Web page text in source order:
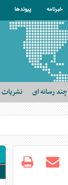
خبرنامه پیوندها
چند رسانه ای نشریات